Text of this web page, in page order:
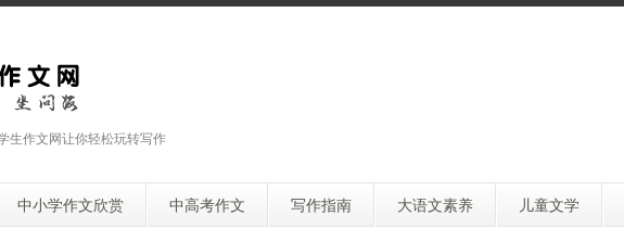
作文网让你轻松玩转写作
中小学作文欣赏 中高考作文 写作指南 大语文素养 儿童文学